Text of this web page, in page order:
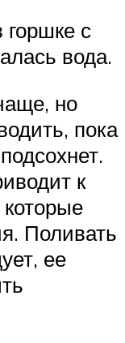
с
вода.
но
пока
к
Поливать
ее